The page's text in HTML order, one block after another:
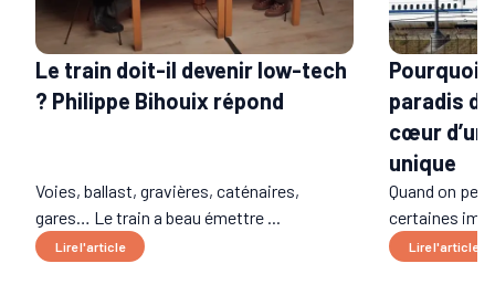
Le train doit-il devenir low-tech
? Philippe Bihouix répond
Voies, ballast, gravières, caténaires,
gares… Le train a beau émettre ...
Lire l'article
Pourquoi
paradis
cœur
unique
Quand on
certaines
Lire l'article